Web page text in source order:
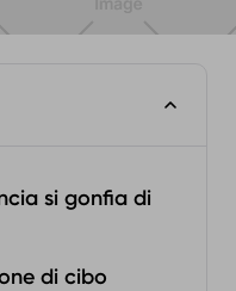
si gonfia di
di cibo